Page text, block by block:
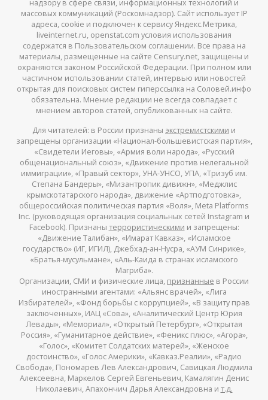
надзору в сфере связи, информационных технологий и
массовых коммуникаций (Роскомнадзор). Сайт использует IP
адреса, cookie и подключен к сервису Яндекс.Метрика,
liveinternet.ru, openstat.com условия использования
содержатся в Пользовательском соглашении. Все права на
материалы, размещенные на сайте Censury.net, защищены и
охраняются законом Российской Федерации. При полном или
частичном использовании статей, интервью или новостей
открытая для поисковых систем гиперссылка на Соловей.инфо
обязательна. Мнение редакции не всегда совпадает с
мнением авторов статей, опубликованных на сайте.
Для читателей: в России признаны экстремистскими и
запрещены организации «Национал-большевистская партия»,
«Свидетели Иеговы», «Армия воли народа», «Русский
общенациональный союз», «Движение против нелегальной
иммиграции», «Правый сектор», УНА-УНСО, УПА, «Тризуб им.
Степана Бандеры», «Мизантропик дивижн», «Меджлис
крымскотатарского народа», движение «Артподготовка»,
общероссийская политическая партия «Воля», Meta Platforms
Inc. (руководящая организация социальных сетей Instagram и
Facebook). Признаны террористическими и запрещены:
«Движение Талибан», «Имарат Кавказ», «Исламское
государство» (ИГ, ИГИЛ), Джебхад-ан-Нусра, «АУМ Синрике»,
«Братья-мусульмане», «Аль-Каида в странах исламского
Магриба».
Организации, СМИ и физические лица, признанные в России
иностранными агентами: «Альянс врачей», «Лига
Избирателей», «Фонд борьбы с коррупцией», «В защиту прав
заключенных», ИАЦ «Сова», «Аналитический Центр Юрия
Левады», «Мемориал», «Открытый Петербург», «Открытая
Россия», «Гуманитарное действие», «Феникс плюс», «Агора»,
«Голос», «Комитет Солдатских матерей», «Женское
достоинство», «Голос Америки», «Кавказ.Реалии», «Радио
Свобода», Пономарев Лев Александрович, Савицкая Людмила
Алексеевна, Маркелов Сергей Евгеньевич, Камалягин Денис
Николаевич, Апахончич Дарья Александровна и т.д.